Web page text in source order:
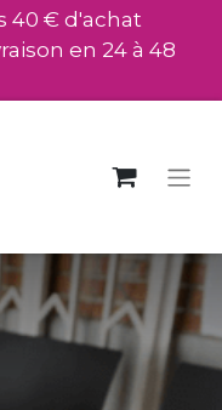
40 € d'achat
en 24 à 48